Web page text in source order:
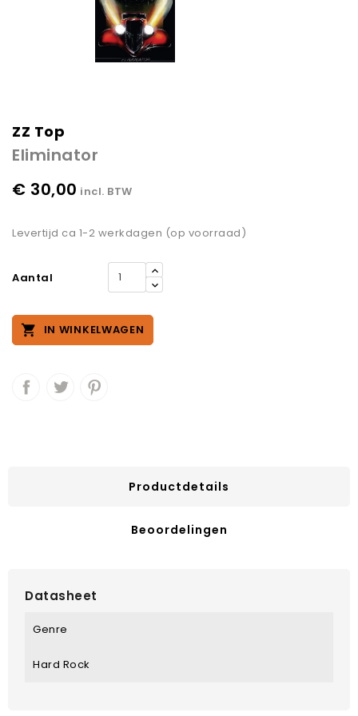
ZZ Top
Eliminator
€ 30,00 incl. BTW
Levertijd ca 1-2 werkdagen (op voorraad)
Aantal
 IN WINKELWAGEN
Productdetails
Beoordelingen
Datasheet
Genre
Hard Rock